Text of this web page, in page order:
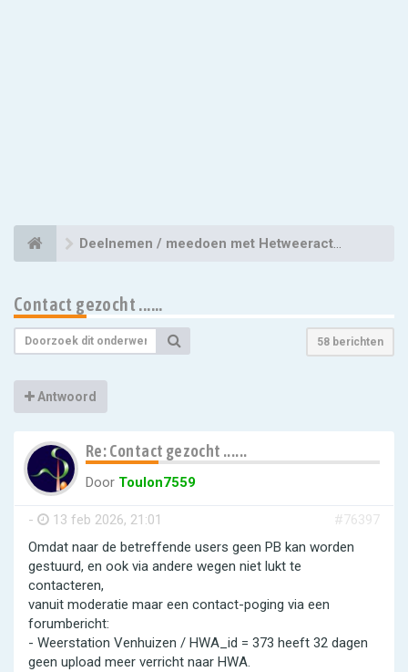
Deelnemen / meedoen met Hetweeractueel
Contact gezocht ......
58 berichten
Antwoord
Re: Contact gezocht ......
Door Toulon7559
- 13 feb 2026, 21:01
#76397
Omdat naar de betreffende users geen PB kan worden
gestuurd, en ook via andere wegen niet lukt te
contacteren,
vanuit moderatie maar een contact-poging via een
forumbericht:
- Weerstation Venhuizen / HWA_id = 373 heeft 32 dagen
geen upload meer verricht naar HWA.